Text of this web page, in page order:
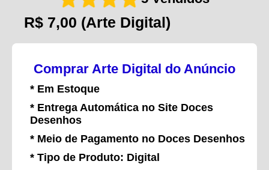
R$ 7,00 (Arte Digital)
Comprar Arte Digital do Anúncio
* Em Estoque
* Entrega Automática no Site Doces
Desenhos
* Meio de Pagamento no Doces Desenhos
* Tipo de Produto: Digital